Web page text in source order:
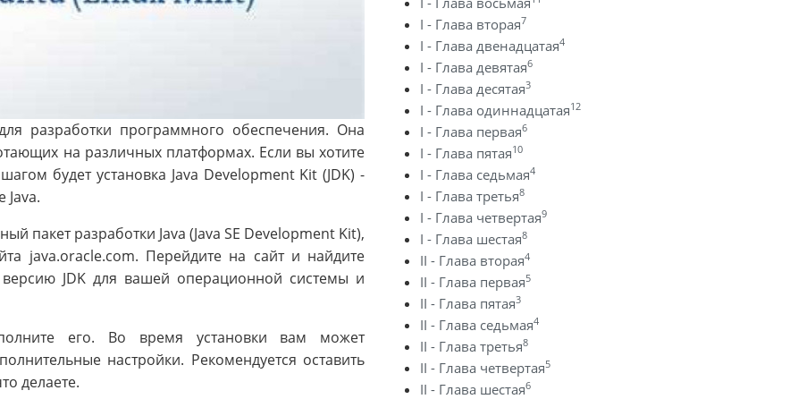
разработки программного обеспечения. Она
на различных платформах. Если вы хотите
будет установка Java Development Kit (JDK) -
Java.
пакет разработки Java (Java SE Development Kit),
java.oracle.com. Перейдите на сайт и найдите
JDK для вашей операционной системы и
его. Во время установки вам может
настройки. Рекомендуется оставить
делаете.
I - Глава вторая7
I - Глава двенадцатая4
I - Глава девятая6
I - Глава десятая3
I - Глава одиннадцатая12
I - Глава первая6
I - Глава пятая10
I - Глава седьмая4
I - Глава третья8
I - Глава четвертая9
I - Глава шестая8
II - Глава вторая4
II - Глава первая5
II - Глава пятая3
II - Глава седьмая4
II - Глава третья8
II - Глава четвертая5
II - Глава шестая6